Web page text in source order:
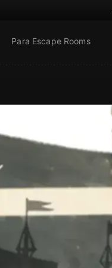
Para Escape Rooms